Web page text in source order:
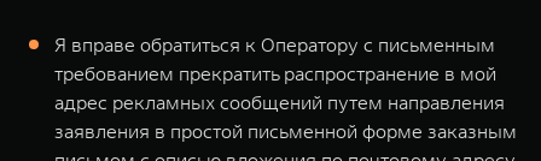
Я вправе обратиться к Оператору с письменным
требованием прекратить распространение в мой
адрес рекламных сообщений путем направления
заявления в простой письменной форме заказным